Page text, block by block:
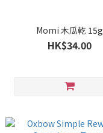
Momi 木瓜乾 15g
HK$34.00